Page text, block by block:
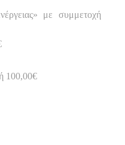
με συμμετοχή
100,00€